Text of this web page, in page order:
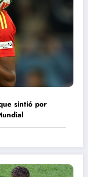
sintió por